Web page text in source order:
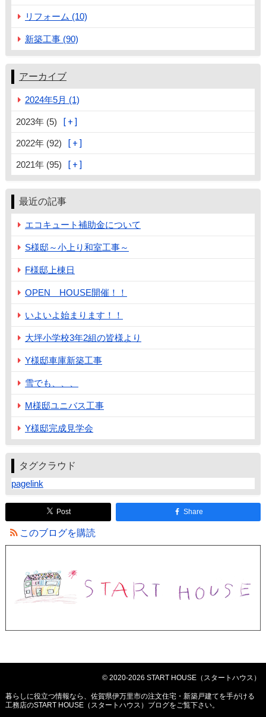
リフォーム (10)
新築工事 (90)
アーカイブ
2024年5月 (1)
2023年 (5)
2022年 (92)
2021年 (95)
最近の記事
エコキュート補助金について
S様邸～小上り和室工事～
F様邸上棟日
OPEN HOUSE開催！！
いよいよ始まります！！
大坪小学校3年2組の皆様より
Y様邸車庫新築工事
雪でも、、、
M様邸ユニバス工事
Y様邸完成見学会
タグクラウド
pagelink
Post Share
このブログを購読
© 2020-2026 START HOUSE（スタートハウス）
暮らしに役立つ情報なら、 佐賀県伊万里市の注文住宅・新築戸建てを手がける
工務店のSTART HOUSE（スタートハウス）ブログをご覧下さい。